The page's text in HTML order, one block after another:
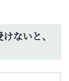
ないと、